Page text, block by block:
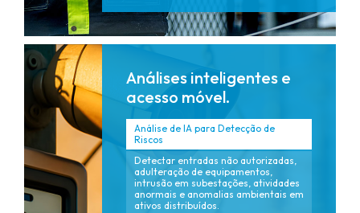
Análises inteligentes e
acesso móvel.
Análise de IA para Detecção de
Riscos
Detectar entradas não autorizadas,
adulteração de equipamentos,
intrusão em subestações, atividades
anormais e anomalias ambientais em
ativos distribuídos.